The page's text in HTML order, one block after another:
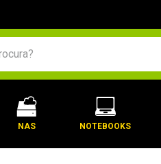
NAS NOTEBOOKS